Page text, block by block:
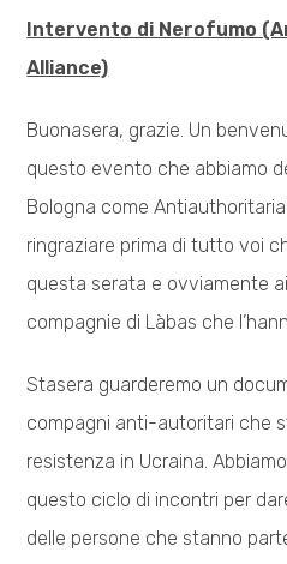
Intervento di Nerofumo
Alliance)
Buonasera, grazie. Un
questo evento che abbiamo
Bologna come
ringraziare prima di tutto voi
questa serata e ovviamente
compagnie di Làbas che
Stasera guarderemo un
compagni anti-autoritari che
resistenza in Ucraina.
questo ciclo di incontri per
delle persone che stanno